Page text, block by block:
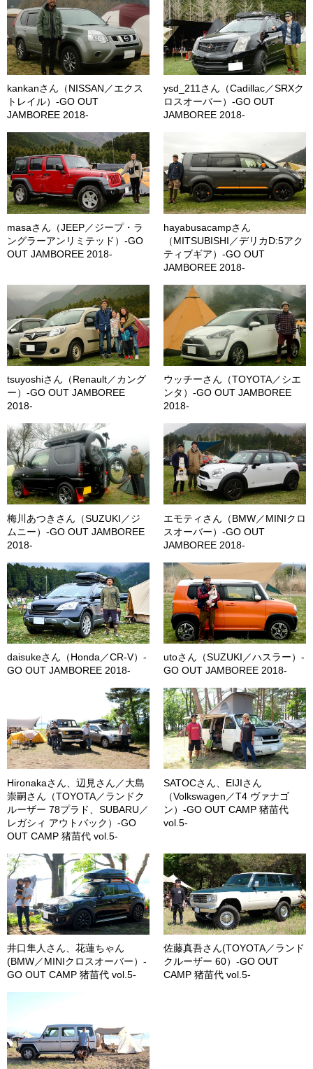
kankanさん（NISSAN／エクス
トレイル）-GO OUT
JAMBOREE 2018-
ysd_211さん（Cadillac／SRXク
ロスオーバー）-GO OUT
JAMBOREE 2018-
masaさん（JEEP／ジープ・ラ
ングラーアンリミテッド）-GO
OUT JAMBOREE 2018-
hayabusacampさん
（MITSUBISHI／デリカD:5アク
ティブギア）-GO OUT
JAMBOREE 2018-
tsuyoshiさん（Renault／カング
ー）-GO OUT JAMBOREE
2018-
ウッチーさん（TOYOTA／シエ
ンタ）-GO OUT JAMBOREE
2018-
梅川あつきさん（SUZUKI／ジ
ムニー）-GO OUT JAMBOREE
2018-
エモティさん（BMW／MINIクロ
スオーバー）-GO OUT
JAMBOREE 2018-
daisukeさん（Honda／CR-V）-
GO OUT JAMBOREE 2018-
utoさん（SUZUKI／ハスラー）-
GO OUT JAMBOREE 2018-
Hironakaさん、辺見さん／大島
崇嗣さん（TOYOTA／ランドク
ルーザー 78プラド、SUBARU／
レガシィ アウトバック）-GO
OUT CAMP 猪苗代 vol.5-
SATOCさん、EIJIさん
（Volkswagen／T4 ヴァナゴ
ン）-GO OUT CAMP 猪苗代
vol.5-
井口隼人さん、花蓮ちゃん
(BMW／MINIクロスオーバー）-
GO OUT CAMP 猪苗代 vol.5-
佐藤真吾さん(TOYOTA／ランド
クルーザー 60）-GO OUT
CAMP 猪苗代 vol.5-